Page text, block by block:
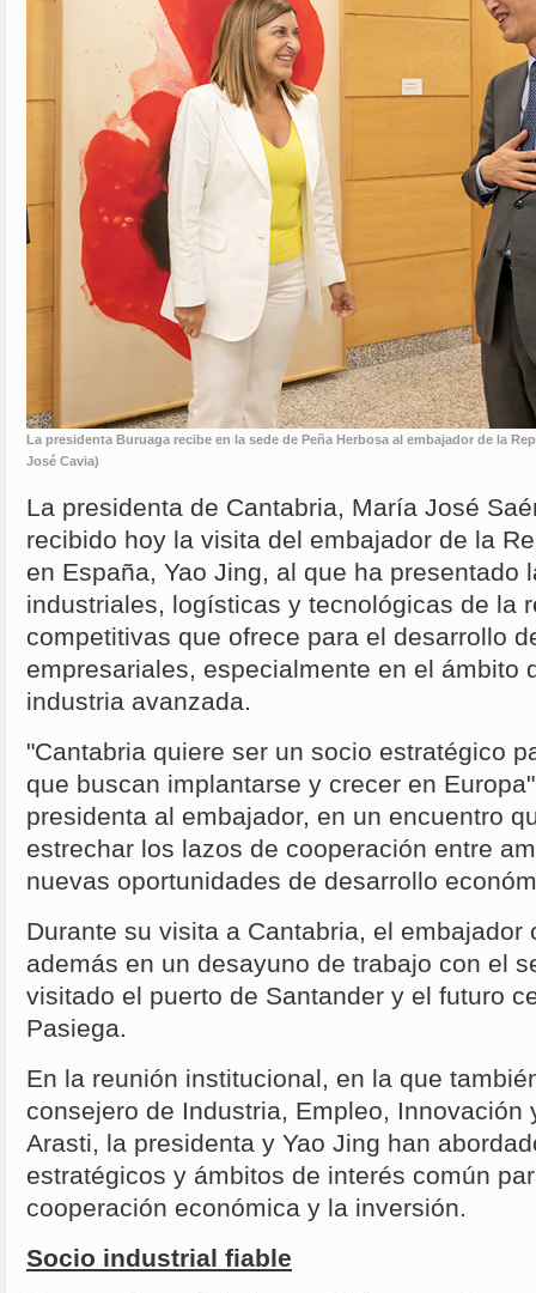
La presidenta Buruaga recibe en la sede de Peña Herbosa al embajador de la
José Cavia)
La presidenta de Cantabria, María José
recibido hoy la visita del embajador de la
en España, Yao Jing, al que ha presentado
industriales, logísticas y tecnológicas de la
competitivas que ofrece para el desarrollo
empresariales, especialmente en el ámbito
industria avanzada.
"Cantabria quiere ser un socio estratégico
que buscan implantarse y crecer en
presidenta al embajador, en un encuentro
estrechar los lazos de cooperación entre
nuevas oportunidades de desarrollo
Durante su visita a Cantabria, el embajador
además en un desayuno de trabajo con el
visitado el puerto de Santander y el futuro
Pasiega.
En la reunión institucional, en la que
consejero de Industria, Empleo, Innovación
Arasti, la presidenta y Yao Jing han
estratégicos y ámbitos de interés común
cooperación económica y la inversión.
Socio industrial fiable